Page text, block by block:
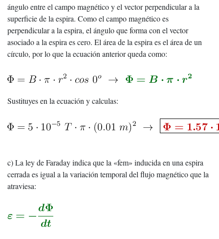
ángulo entre el campo magnético y el vector perpendicular a la
superficie de la espira. Como el campo magnético es
perpendicular a la espira, el ángulo que forma con el vector
asociado a la espira es cero. El área de la espira es el área de un
círculo, por lo que la ecuación anterior queda como:
Sustituyes en la ecuación y calculas:
c) La ley de Faraday indica que la «fem» inducida en una espira
cerrada es igual a la variación temporal del flujo magnético que la
atraviesa: